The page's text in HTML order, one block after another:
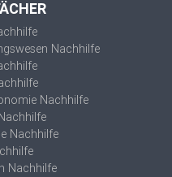
Nachhilfe
Nachhilfe
Nachhilfe
Nachhilfe